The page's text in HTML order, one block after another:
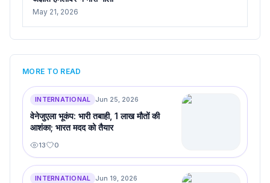
May 21, 2026
MORE TO READ
INTERNATIONAL Jun 25, 2026
वेनेजुएला भूकंप: भारी तबाही, 1 लाख मौतों की
आशंका; भारत मदद को तैयार
13 0
INTERNATIONAL Jun 19, 2026